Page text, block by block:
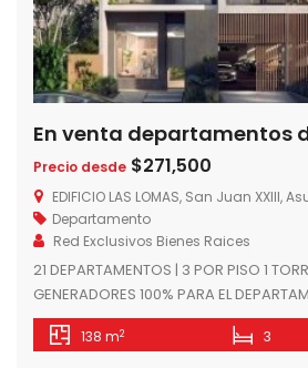
Precio desde $271,500
EDIFICIO LAS LOMAS, San Juan XXIII,
Departamento
Red Exclusivos Bienes Raices
21 DEPARTAMENTOS | 3 POR PISO 1
GENERADORES 100% PARA EL
ELECTRÓGENO – COCINA AMOBLADA
ANAFE, HORNO Y CAMPANA INCLUYE
138 m2 3